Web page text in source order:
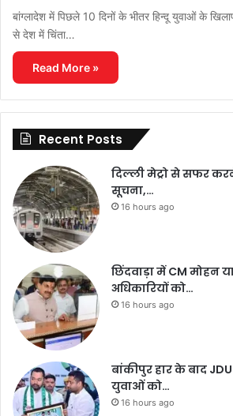
बांग्लादेश में पिछले 10 दिनों के भीतर हिन्दू युवाओं के
से देश में चिंता…
Read More »
Recent Posts
दिल्ली मेट्रो से सफर
सूचना,…
16 hours ago
छिंदवाड़ा में CM मोहन
अधिकारियों को…
16 hours ago
बांकीपुर हार के बाद
युवाओं को…
16 hours ago